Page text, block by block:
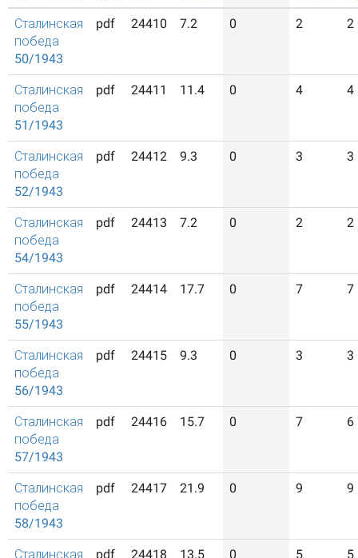
Сталинская
победа
50/1943
pdf 24410 7.2 0 2 2
Сталинская
победа
51/1943
pdf 24411 11.4 0 4 4
Сталинская
победа
52/1943
pdf 24412 9.3 0 3 3
Сталинская
победа
54/1943
pdf 24413 7.2 0 2 2
Сталинская
победа
55/1943
pdf 24414 17.7 0 7 7
Сталинская
победа
56/1943
pdf 24415 9.3 0 3 3
Сталинская
победа
57/1943
pdf 24416 15.7 0 7 6
Сталинская
победа
58/1943
pdf 24417 21.9 0 9 9
Сталинская pdf 24418 13.5 0 5 5